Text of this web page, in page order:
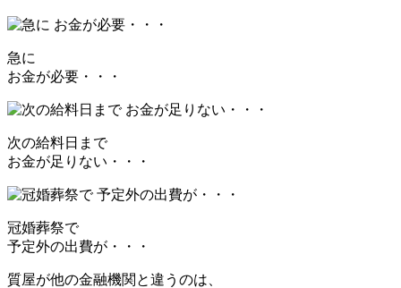
急に
お金が必要・・・
次の給料日まで
お金が足りない・・・
冠婚葬祭で
予定外の出費が・・・
質屋が他の金融機関と違うのは、